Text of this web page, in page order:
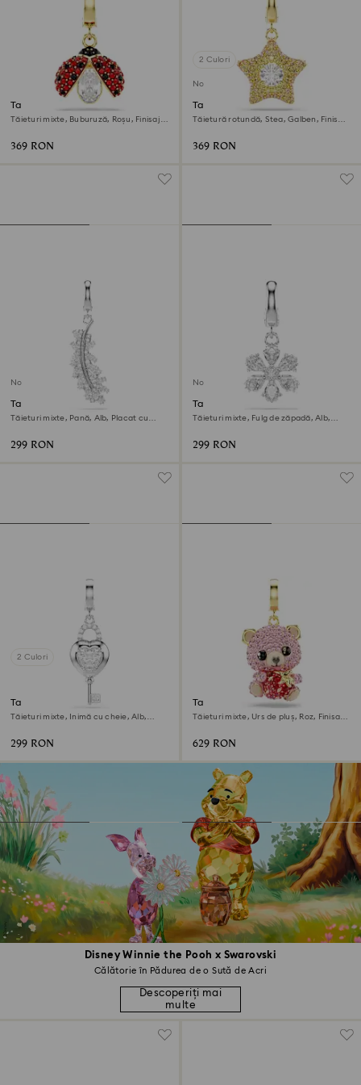
Disney Winnie the Pooh x Swarovski
Călătorie în Pădurea de o Sută de Acri
Descoperiți mai
multe
Talisman Idyllia
Tăieturi mixte, Buburuză, Roșu, Finisaj
369 RON
2 Culori
Nou
Talisman Sublima
Tăietură rotundă, Stea, Galben, Finisaj
369 RON
Nou
Talisman Vienna
Tăieturi mixte, Pană, Alb, Placat cu
299 RON
Nou
Talisman Idyllia
Tăieturi mixte, Fulg de zăpadă, Alb,
299 RON
2 Culori
Talisman Idyllia
Tăieturi mixte, Inimă cu cheie, Alb,
299 RON
Talisman Idyllia
Tăieturi mixte, Urs de pluș, Roz, Finisaj
629 RON